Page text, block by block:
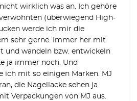
wirklich was an. Ich gehöre
(überwiegend High-
werde ich mir die
sehr gerne. Immer her mit
und wandeln bzw. entwickeln
ja immer noch. Und
ich mit so einigen Marken. MJ
die Nagellacke sehen ja
Verpackungen von MJ aus.